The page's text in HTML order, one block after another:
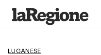
LUGANESE